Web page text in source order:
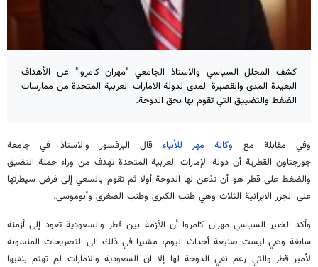
كشف المحلل السياسي والاستاذ الجامعي "مهران كامروا" عن الأهداف
البعيدة المدى والقصيرة المدى لدولة الامارات العربية المتحدة من ممارسات
الضغط والتضييق التي تقوم بها بحق الدوحة.
وفي مقابلة مع وكالة مهر للأنباء قال البرفسور والاستاذ في جامعة
جورجتاون القطرية أن دولة الإمارات العربية المتحدة تهدف من وراء حملة التضيق
والضغط على قطر هو أن تذعن لها الدوحة أولا ثم تقوم بالسعي إلى فرض سيطرتها
على الجزر الايرانية الثلاث وهي طنب الكبرى وطنب الصغرى وأبوموسى.
وأكد الخبير السياسي مهران كامروا أن الأزمة بين قطر والسعودية تعود إلى أزمنة
سابقة وهي ليست صنيعة أحداث اليوم، مشيرا في ذلك الى التصريحات المنسوبة
لأمير قطر والتي رغم نفي الدوحة لها إلا ان السعودية والامارات لم تهتم بنفيها